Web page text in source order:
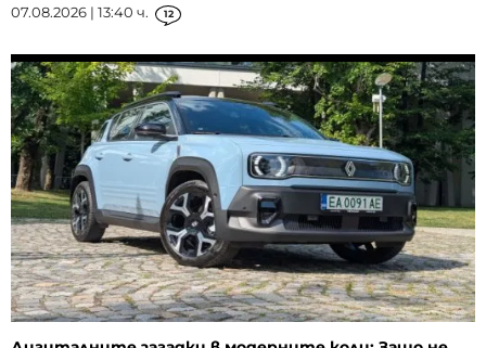
07.08.2026 | 13:40 ч. 12